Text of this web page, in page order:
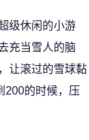
级休闲的小游
充当雪人的脑
让滚过的雪球黏
200的时候，压